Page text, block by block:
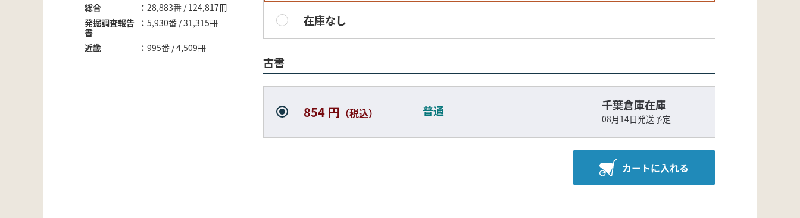
総合
28,883番 / 124,817冊
発掘調査報告
書
5,930番 / 31,315冊
近畿 995番 / 4,509冊
在庫なし
古書
854 円 （税込） 普通 千葉倉庫在庫
08月14日発送予定
カートに入れる